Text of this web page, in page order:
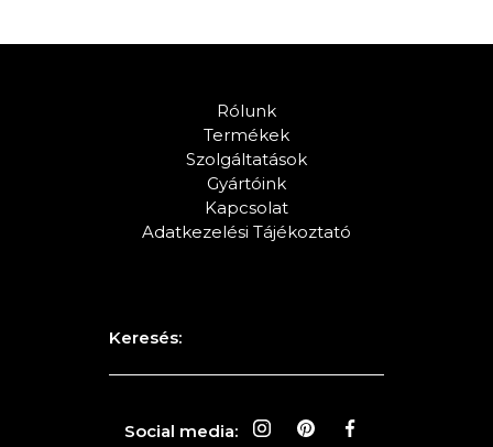
Rólunk
Termékek
Szolgáltatások
Gyártóink
Kapcsolat
Adatkezelési Tájékoztató
Keresés:
Social media: